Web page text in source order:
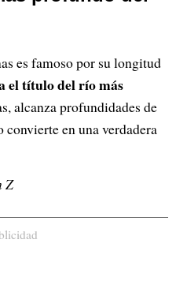
es famoso por su longitud
el título del río más
alcanza profundidades de
en una verdadera
Z